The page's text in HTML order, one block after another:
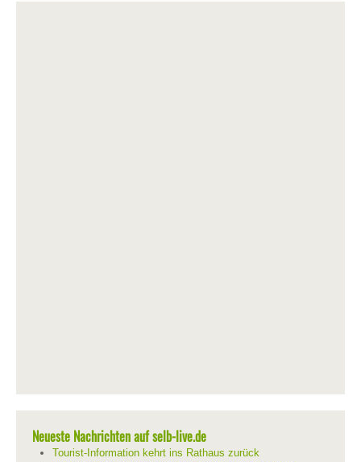
Neueste Nachrichten auf selb-live.de
Tourist-Information kehrt ins Rathaus zurück